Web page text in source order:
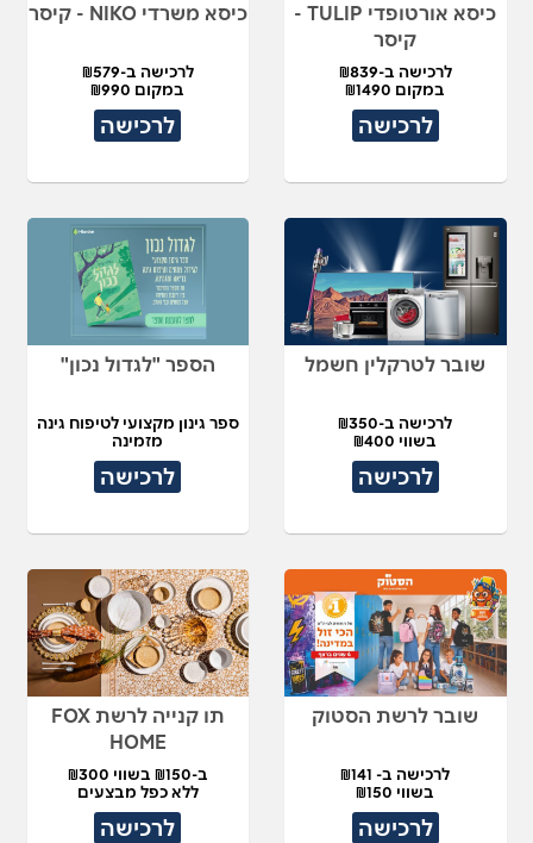
כיסא אורטופדי TULIP -
קיסר
לרכישה ב-₪839
במקום ₪1490
לרכישה
כיסא משרדי NIKO - קיסר
לרכישה ב-₪579
במקום ₪990
לרכישה
שובר לטרקלין חשמל
לרכישה ב-₪350
בשווי ₪400
לרכישה
הספר "לגדול נכון"
ספר גינון מקצועי לטיפוח גינה
מזמינה
לרכישה
שובר לרשת הסטוק
לרכישה ב- ₪141
בשווי ₪150
לרכישה
תו קנייה לרשת FOX
HOME
ב-₪150 בשווי ₪300
ללא כפל מבצעים
לרכישה